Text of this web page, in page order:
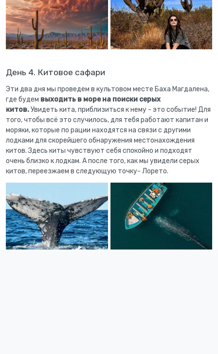
День 4. Китовое сафари
Эти два дня мы проведем в культовом месте Баха Магдалена,
где будем выходить в море на поиски серых
китов.Увидеть кита, приблизиться к нему - это событие! Для
того, чтобы всё это случилось, для тебя работают капитан и
моряки, которые по рации находятся на связи с другими
лодками для скорейшего обнаружения местонахождения
китов. Здесь киты чувствуют себя спокойно и подходят
очень близко к лодкам. А после того, как мы увидели серых
китов, переезжаем в следующую точку- Лорето.